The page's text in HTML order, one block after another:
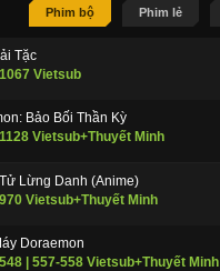
Phim bộ Phim lẻ
Tặc
Vietsub
Bảo Bối Thần Kỳ
Vietsub+Thuyết Minh
Lừng Danh (Anime)
Vietsub+Thuyết Minh
Doraemon
| 557-558 Vietsub+Thuyết Minh